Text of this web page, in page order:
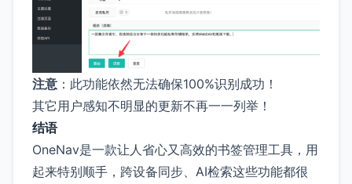
注意 ：此功能依然无法确保100%识别成功！
其它用户感知不明显的更新不再一一列举！
结语
OneNav是一款让人省心又高效的书签管理工具，用
起来特别顺手，跨设备同步、AI检索这些功能都很